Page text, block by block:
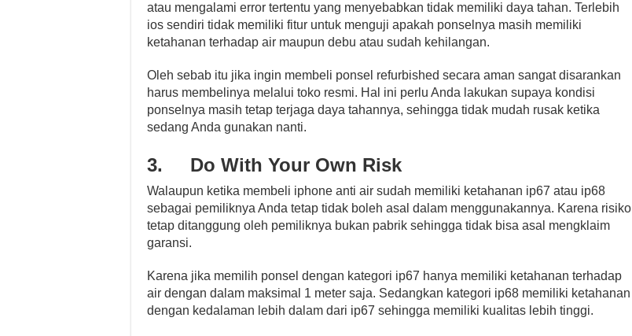
atau mengalami error tertentu yang menyebabkan tidak memiliki daya tahan. Terlebih
ios sendiri tidak memiliki fitur untuk menguji apakah ponselnya masih memiliki
ketahanan terhadap air maupun debu atau sudah kehilangan.
Oleh sebab itu jika ingin membeli ponsel refurbished secara aman sangat disarankan
harus membelinya melalui toko resmi. Hal ini perlu Anda lakukan supaya kondisi
ponselnya masih tetap terjaga daya tahannya, sehingga tidak mudah rusak ketika
sedang Anda gunakan nanti.
3. Do With Your Own Risk
Walaupun ketika membeli iphone anti air sudah memiliki ketahanan ip67 atau ip68
sebagai pemiliknya Anda tetap tidak boleh asal dalam menggunakannya. Karena risiko
tetap ditanggung oleh pemiliknya bukan pabrik sehingga tidak bisa asal mengklaim
garansi.
Karena jika memilih ponsel dengan kategori ip67 hanya memiliki ketahanan terhadap
air dengan dalam maksimal 1 meter saja. Sedangkan kategori ip68 memiliki ketahanan
dengan kedalaman lebih dalam dari ip67 sehingga memiliki kualitas lebih tinggi.